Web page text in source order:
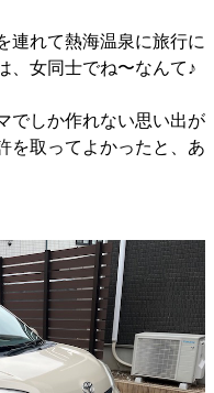
連れて熱海温泉に旅行に
、女同士でね〜なんて♪
でしか作れない思い出が
を取ってよかったと、あ